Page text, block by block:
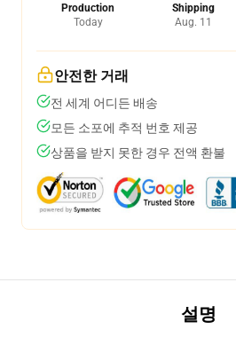
Production
Today
Shipping
Aug. 11
안전한 거래
전 세계 어디든 배송
모든 소포에 추적 번호 제공
상품을 받지 못한 경우 전액 환불
설명